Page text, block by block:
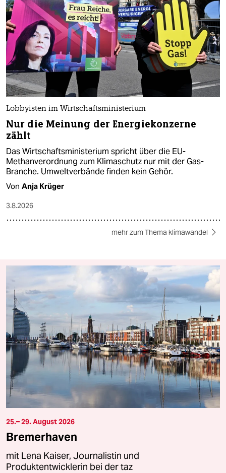
Lobbyisten im Wirtschaftsministerium
Nur die Meinung der Energiekonzerne
zählt
Das Wirtschaftsministerium spricht über die EU-
Methanverordnung zum Klimaschutz nur mit der Gas-
Branche. Umweltverbände finden kein Gehör.
Von Anja Krüger
3.8.2026
mehr zum Thema klimawandel
25.– 29. August 2026
Bremerhaven
mit Lena Kaiser, Journalistin und
Produktentwicklerin bei der taz